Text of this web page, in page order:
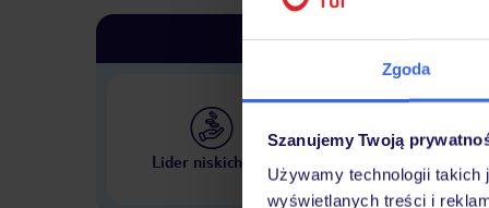
Zgoda
Szanujemy Twoją
Używamy technologii
wyświetlanych treści i
Lider niskich cen
Największe biuro
w Polsce